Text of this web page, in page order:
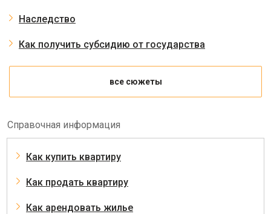
Наследство
Как получить субсидию от государства
все сюжеты
Справочная информация
Как купить квартиру
Как продать квартиру
Как арендовать жилье